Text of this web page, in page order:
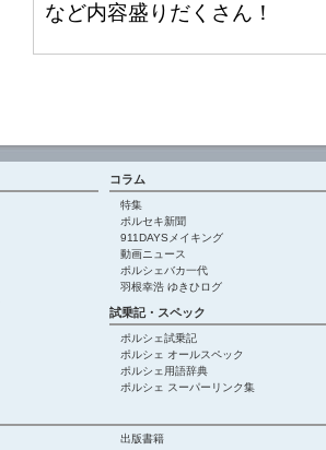
など内容盛りだくさん！
コラム
特集
ポルセキ新聞
911DAYSメイキング
動画ニュース
ポルシェバカ一代
羽根幸浩 ゆきひログ
試乗記・スペック
ポルシェ試乗記
ポルシェ オールスペック
ポルシェ用語辞典
ポルシェ スーパーリンク集
出版書籍